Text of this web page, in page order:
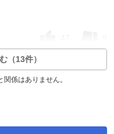
（13件）
係はありません。